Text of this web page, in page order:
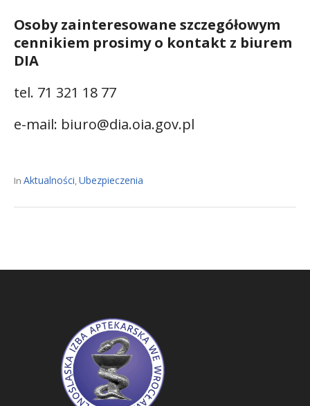
Osoby zainteresowane szczegółowym
cennikiem prosimy o kontakt z biurem
DIA
tel. 71 321 18 77
e-mail: biuro@dia.oia.gov.pl
In Aktualności,Ubezpieczenia